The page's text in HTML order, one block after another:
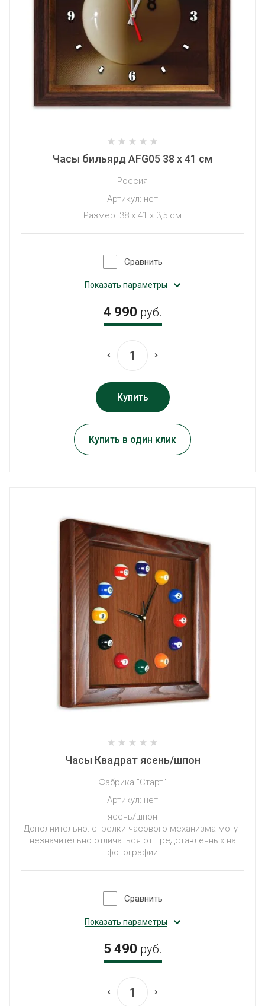
Часы бильярд AFG05 38 х 41 см
Россия
Артикул: нет
Размер: 38 x 41 x 3,5 см
Сравнить
Показать параметры
4 990 руб.
Купить
Купить в один клик
Часы Квадрат ясень/шпон
Фабрика "Старт"
Артикул: нет
ясень/шпон
Дополнительно: стрелки часового механизма могут
незначительно отличаться от представленных на
фотографии
Сравнить
Показать параметры
5 490 руб.